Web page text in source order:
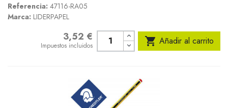
Referencia: 47116-RA05
Marca: LIDERPAPEL
3,52 €
Impuestos incluidos  Añadir al carrito